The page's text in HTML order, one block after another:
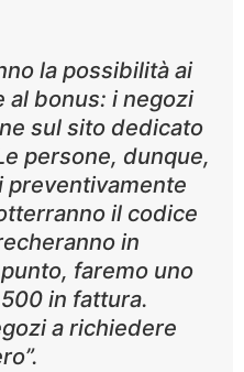
la possibilità ai
al bonus: i negozi
sul sito dedicato
persone, dunque,
preventivamente
il codice
in
faremo uno
in fattura.
a richiedere